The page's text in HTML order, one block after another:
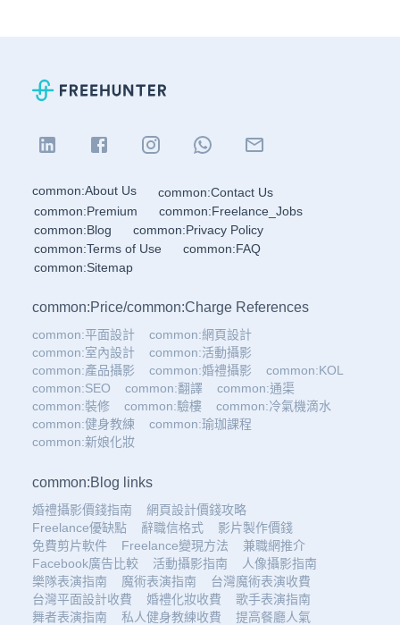
common:About Us
common:Contact Us
common:Premium
common:Freelance_Jobs
common:Blog
common:Privacy Policy
common:Terms of Use
common:FAQ
common:Sitemap
common:Price/common:Charge References
common:平面設計
common:網頁設計
common:室內設計
common:活動攝影
common:產品攝影
common:婚禮攝影
common:KOL
common:SEO
common:翻譯
common:通渠
common:裝修
common:驗樓
common:冷氣機滴水
common:健身教練
common:瑜珈課程
common:新娘化妝
common:Blog links
婚禮攝影價錢指南
網頁設計價錢攻略
Freelance優缺點
辭職信格式
影片製作價錢
免費剪片軟件
Freelance變現方法
兼職網推介
Facebook廣告比較
活動攝影指南
人像攝影指南
樂隊表演指南
魔術表演指南
台灣魔術表演收費
台灣平面設計收費
婚禮化妝收費
歌手表演指南
舞者表演指南
私人健身教練收費
提高餐廳人氣